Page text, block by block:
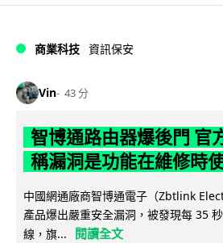
商業科技 資訊保安
Vin 43 分
智博通路由器爆後門 官
稱漏洞是功能在維修時
中國網通廠商智博通電子（Zbtlink
產品爆出嚴重安全漏洞，被發現每 35
線，旗...
閱讀全文